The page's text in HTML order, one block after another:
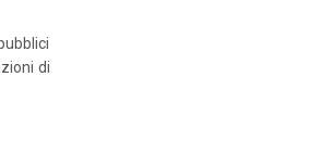
di